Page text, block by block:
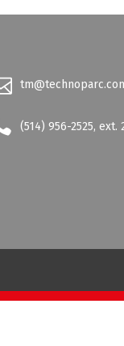
(514) 956-2525, ext.